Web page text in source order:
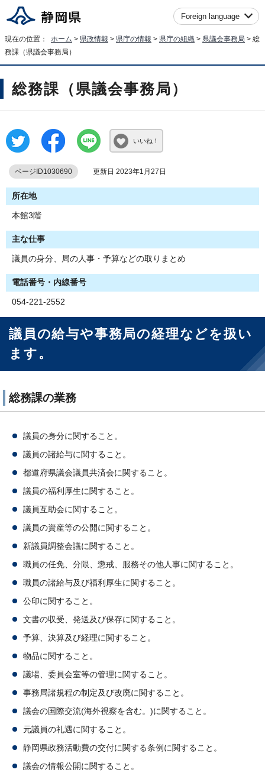
Foreign language
現在の位置： ホーム > 県政情報 > 県庁の情報 > 県庁の組織 > 県議会事務局 > 総
務課（県議会事務局）
総務課（県議会事務局）
いいね！
ページID1030690 更新日 2023年1月27日
所在地
本館3階
主な仕事
議員の身分、局の人事・予算などの取りまとめ
電話番号・内線番号
054-221-2552
議員の給与や事務局の経理などを扱い
ます。
総務課の業務
議員の身分に関すること。
議員の諸給与に関すること。
都道府県議会議員共済会に関すること。
議員の福利厚生に関すること。
議員互助会に関すること。
議員の資産等の公開に関すること。
新議員調整会議に関すること。
職員の任免、分限、懲戒、服務その他人事に関すること。
職員の諸給与及び福利厚生に関すること。
公印に関すること。
文書の収受、発送及び保存に関すること。
予算、決算及び経理に関すること。
物品に関すること。
議場、委員会室等の管理に関すること。
事務局諸規程の制定及び改廃に関すること。
議会の国際交流(海外視察を含む。)に関すること。
元議員の礼遇に関すること。
静岡県政務活動費の交付に関する条例に関すること。
議会の情報公開に関すること。